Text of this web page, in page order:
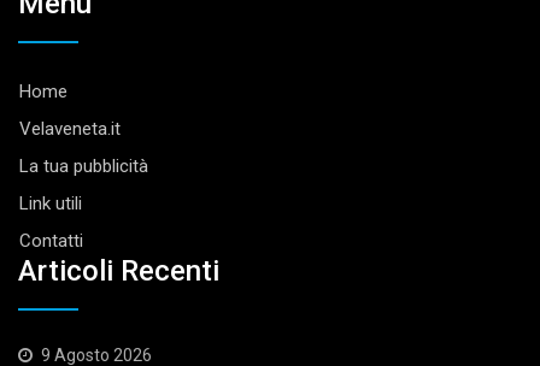
Home
Velaveneta.it
La tua pubblicità
Link utili
Contatti
Articoli Recenti
9 Agosto 2026